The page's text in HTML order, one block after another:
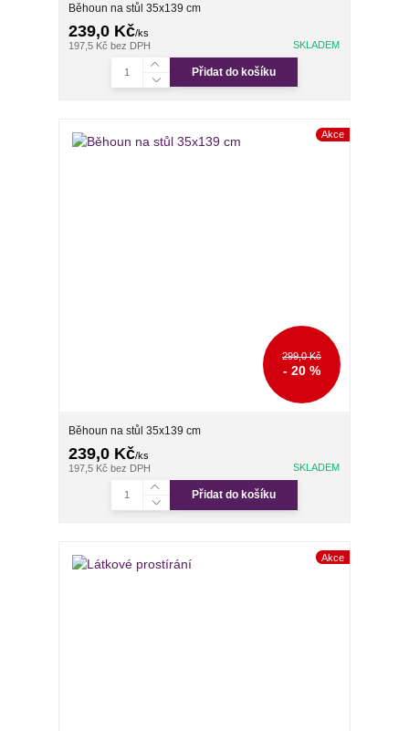
Běhoun na stůl 35x139 cm
239,0 Kč/ks
197,5 Kčbez DPH SKLADEM
Přidat do košíku
Akce
299,0 Kč
- 20 %
Běhoun na stůl 35x139 cm
239,0 Kč/ks
197,5 Kčbez DPH SKLADEM
Přidat do košíku
Akce